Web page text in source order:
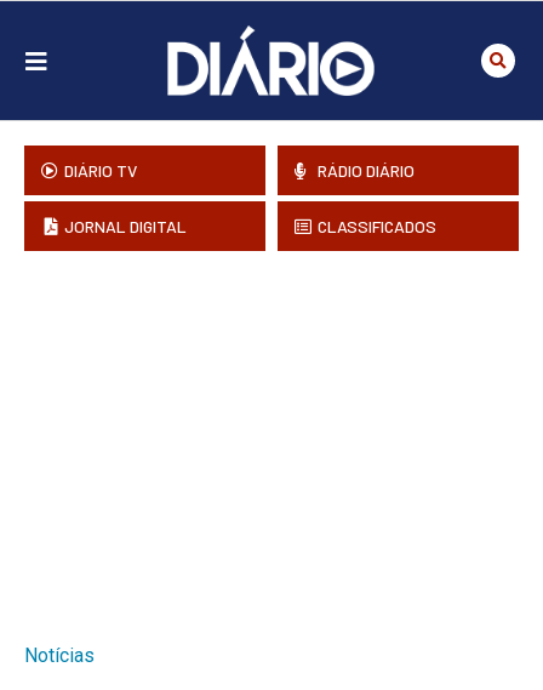
DIÁRIO TV RÁDIO DIÁRIO
JORNAL DIGITAL CLASSIFICADOS
Notícias